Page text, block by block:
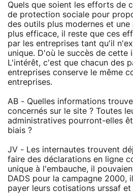
Quels que soient les efforts de
de protection sociale pour
des outils plus modernes et
plus efficace, il reste que ces
par les entreprises tant qu'il
unique. D'où le succès de cette
L'intérêt, c'est que chacun des
entreprises conserve le même
entreprises.
AB - Quelles informations
concernés sur le site ? Toutes
administratives pourront-elles
biais ?
JV - Les internautes trouvent
faire des déclarations en ligne
unique à l'embauche, il
DADS pour la campagne 2000,
payer leurs cotisations urssaf